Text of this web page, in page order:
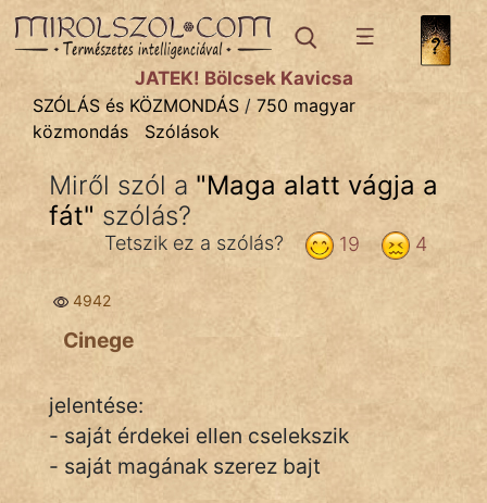
SZÓLÁS ÉS KÖZMONDÁStémák:
Bibliai
Kifejezések
Közmondások
Rímelő
Szóláscsoportok
Szólások
Tréfás
JÁTÉK! Bölcsek Kavicsa
SZÓLÁS és KÖZMONDÁS / 750 magyar
közmondás
Szólások
Miről szól a "Maga alatt vágja a
fát" szólás?
4
19
Tetszik ez a szólás?
4942
Cinege
jelentése:
- saját érdekei ellen cselekszik
- saját magának szerez bajt